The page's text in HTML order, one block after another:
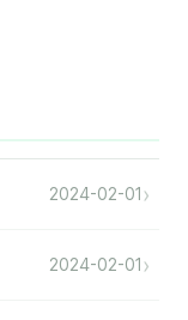
2024-02-01 ›
2024-02-01 ›